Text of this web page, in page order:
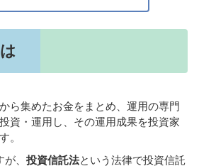
ら集めたお金をまとめ、運用の専門
資・運用し、その運用成果を投資家
。
、 投資信託法という法律で投資信託